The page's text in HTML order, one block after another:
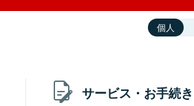
個人
サービス・お手続き